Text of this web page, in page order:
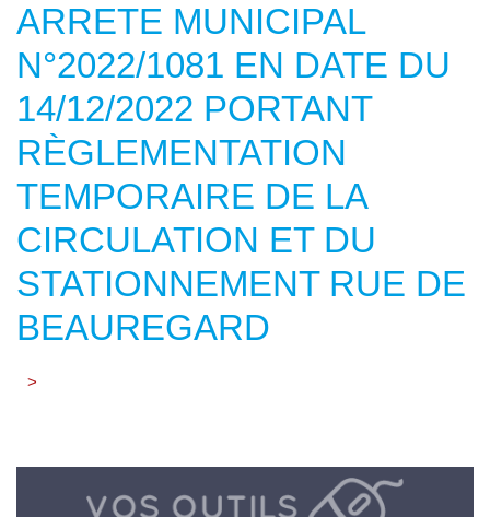
ARRETE MUNICIPAL
N°2022/1081 EN DATE DU
14/12/2022 PORTANT
RÈGLEMENTATION
TEMPORAIRE DE LA
CIRCULATION ET DU
STATIONNEMENT RUE DE
BEAUREGARD
>